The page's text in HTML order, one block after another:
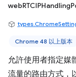
Chrome 48 以上版本
允許使用者指定媒
流量的路由方式，